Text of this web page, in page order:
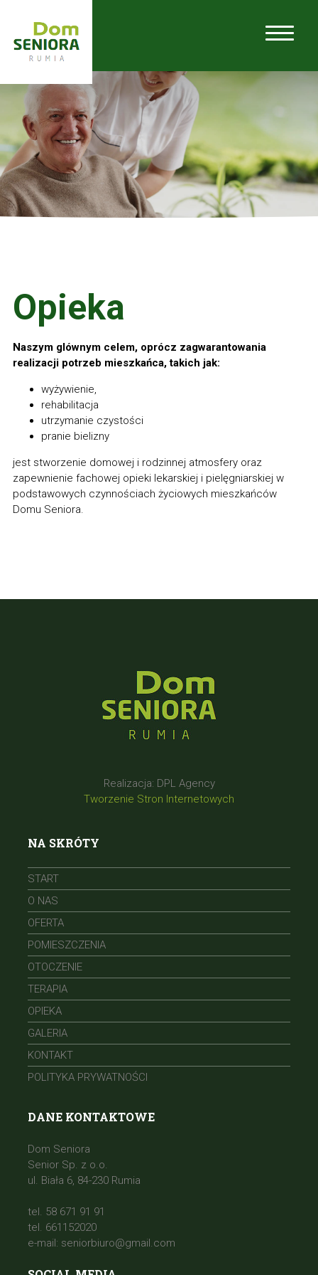
Strona główna/Opieka
Opieka
Naszym glównym celem, oprócz zagwarantowania
realizacji potrzeb mieszkańca, takich jak:
wyżywienie,
rehabilitacja
utrzymanie czystości
pranie bielizny
jest stworzenie domowej i rodzinnej atmosfery oraz
zapewnienie fachowej opieki lekarskiej i pielęgniarskiej w
podstawowych czynnościach życiowych mieszkańców
Domu Seniora.
Realizacja: DPL Agency
Tworzenie Stron Internetowych
NA SKRÓTY
START
O NAS
OFERTA
POMIESZCZENIA
OTOCZENIE
TERAPIA
OPIEKA
GALERIA
KONTAKT
POLITYKA PRYWATNOŚCI
DANE KONTAKTOWE
Dom Seniora
Senior Sp. z o.o.
ul. Biała 6, 84-230 Rumia
tel. 58 671 91 91
tel. 661152020
e-mail: seniorbiuro@gmail.com